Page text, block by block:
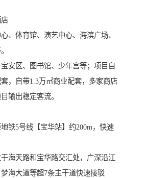
、体育馆、演艺中心、海滨广场、
安区、图书馆、少年宫等；项目自
，自带1.3万㎡商业配套，多家商店
输出稳定客流。
铁5号线【宝华站】约200m，快速
海天路和宝华路交汇处，广深沿江
海大道等超7条主干道快速接驳